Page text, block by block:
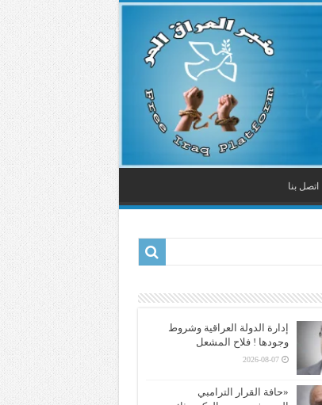
اتصل بنا
إدارة الدولة العراقية وشروط
وجودها ! فلاح المشعل
2026-08-07
«حافة القرار الترامبي